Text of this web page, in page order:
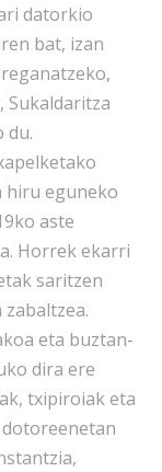
datorkio
bat, izan
Sukaldaritza
du.
hiru eguneko
aste
Horrek ekarri
saritzen
eta buztan-
dira ere
txipiroiak eta